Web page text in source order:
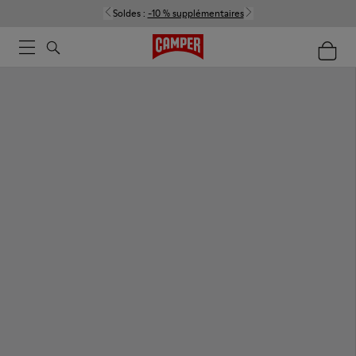
Soldes : -10 % supplémentaires